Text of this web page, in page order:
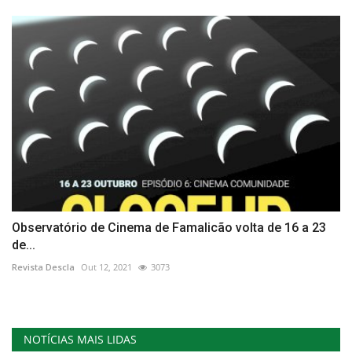
Observatório de Cinema de Famalicão volta de 16 a 23
de...
Revista Descla Out 12, 2021 3073
NOTÍCIAS MAIS LIDAS